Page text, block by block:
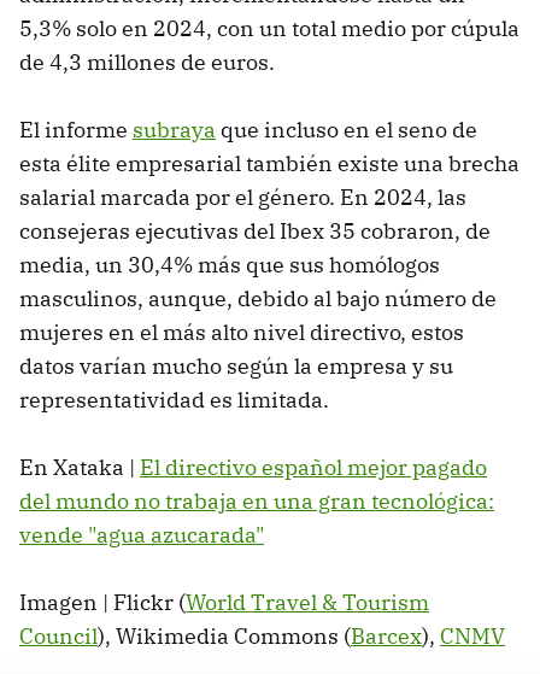
5,3% solo en 2024, con un total medio por cúpula
de 4,3 millones de euros.
El informe subraya que incluso en el seno de
esta élite empresarial también existe una brecha
salarial marcada por el género. En 2024, las
consejeras ejecutivas del Ibex 35 cobraron, de
media, un 30,4% más que sus homólogos
masculinos, aunque, debido al bajo número de
mujeres en el más alto nivel directivo, estos
datos varían mucho según la empresa y su
representatividad es limitada.
En Xataka | El directivo español mejor pagado
del mundo no trabaja en una gran tecnológica:
vende "agua azucarada"
Imagen | Flickr (World Travel & Tourism
Council), Wikimedia Commons (Barcex), CNMV